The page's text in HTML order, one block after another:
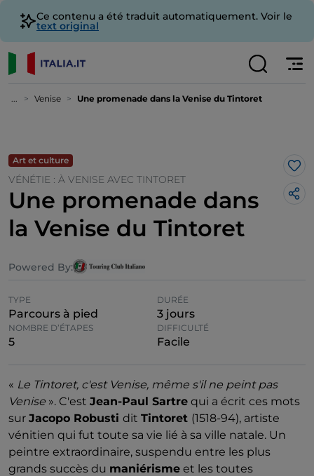
Ce contenu a été traduit automatiquement. Voir le
text original
... Venise Une promenade dans la Venise du Tintoret
Art et culture
VÉNÉTIE : À VENISE AVEC TINTORET
Une promenade dans
la Venise du Tintoret
Powered By:
TYPE
Parcours à pied
DURÉE
3 jours
NOMBRE D’ÉTAPES
5
DIFFICULTÉ
Facile
« Le Tintoret, c'est Venise, même s'il ne peint pas
Venise ». C'est Jean-Paul Sartre qui a écrit ces mots
sur Jacopo Robusti dit Tintoret (1518-94), artiste
vénitien qui fut toute sa vie lié à sa ville natale. Un
peintre extraordinaire, suspendu entre les plus
grands succès du maniérisme et les toutes